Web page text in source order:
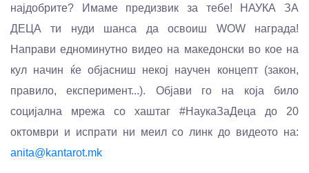
најдобрите? Имаме предизвик за тебе! НАУКА ЗА
ДЕЦА ти нуди шанса да освоиш WOW награда!
Направи едноминутно видео на македонски во кое на
кул начин ќе објасниш некој научен концепт (закон,
правило, експеримент...). Објави го на која било
социјална мрежа со хаштаг #НаукаЗаДеца до 20
октомври и испрати ни меил со линк до видеото на:
anita@kantarot.mk